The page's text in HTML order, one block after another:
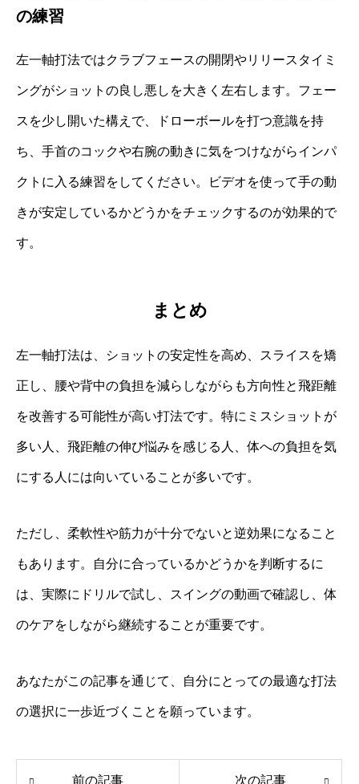
の練習
左一軸打法ではクラブフェースの開閉やリリースタイミ
ングがショットの良し悪しを大きく左右します。フェー
スを少し開いた構えで、ドローボールを打つ意識を持
ち、手首のコックや右腕の動きに気をつけながらインパ
クトに入る練習をしてください。ビデオを使って手の動
きが安定しているかどうかをチェックするのが効果的で
す。
まとめ
左一軸打法は、ショットの安定性を高め、スライスを矯
正し、腰や背中の負担を減らしながらも方向性と飛距離
を改善する可能性が高い打法です。特にミスショットが
多い人、飛距離の伸び悩みを感じる人、体への負担を気
にする人には向いていることが多いです。
ただし、柔軟性や筋力が十分でないと逆効果になること
もあります。自分に合っているかどうかを判断するに
は、実際にドリルで試し、スイングの動画で確認し、体
のケアをしながら継続することが重要です。
あなたがこの記事を通じて、自分にとっての最適な打法
の選択に一歩近づくことを願っています。
前の記事 次の記事